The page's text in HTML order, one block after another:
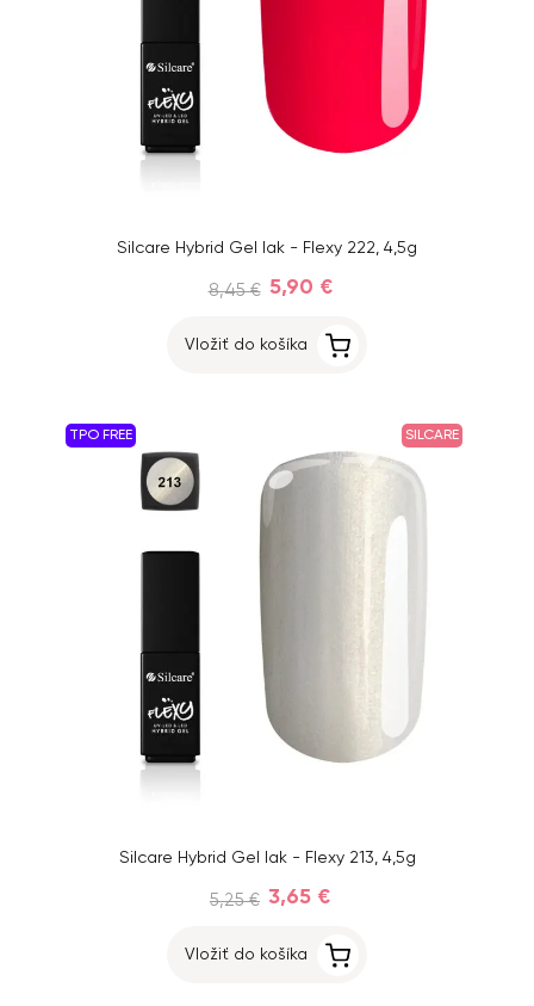
Silcare Hybrid Gel lak - Flexy 222, 4,5g
8,45 € 5,90 €
Vložiť do košíka
TPO FREE SILCARE
Silcare Hybrid Gel lak - Flexy 213, 4,5g
5,25 € 3,65 €
Vložiť do košíka